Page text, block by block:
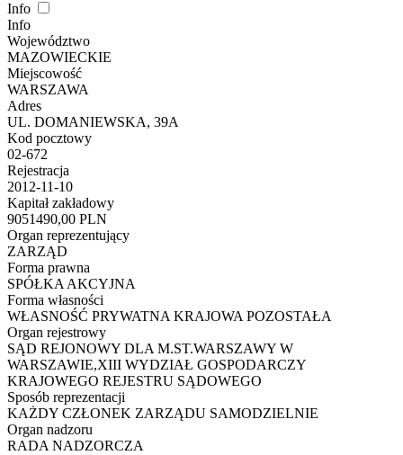
Info
Info
Województwo
MAZOWIECKIE
Miejscowość
WARSZAWA
Adres
UL. DOMANIEWSKA, 39A
Kod pocztowy
02-672
Rejestracja
2012-11-10
Kapitał zakładowy
9051490,00 PLN
Organ reprezentujący
ZARZĄD
Forma prawna
SPÓŁKA AKCYJNA
Forma własności
WŁASNOŚĆ PRYWATNA KRAJOWA POZOSTAŁA
Organ rejestrowy
SĄD REJONOWY DLA M.ST.WARSZAWY W
WARSZAWIE,XIII WYDZIAŁ GOSPODARCZY
KRAJOWEGO REJESTRU SĄDOWEGO
Sposób reprezentacji
KAŻDY CZŁONEK ZARZĄDU SAMODZIELNIE
Organ nadzoru
RADA NADZORCZA